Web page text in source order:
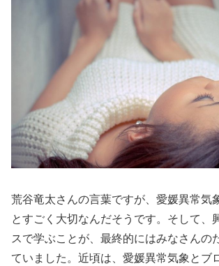
荒谷竜太さんの言葉ですが、愛媛異常気
とすごく大切なんだそうです。そして、
スで学ぶことが、最終的にはみなさんの
ていました。近頃は、愛媛異常気象とブ